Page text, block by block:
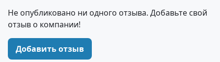
Не опубликовано ни одного отзыва. Добавьте свой
отзыв о компании!
Добавить отзыв